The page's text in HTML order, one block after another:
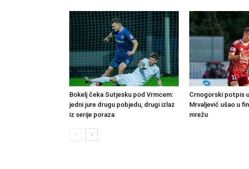
Bokelj čeka Sutjesku pod Vrmcem:
jedni jure drugu pobjedu, drugi izlaz
iz serije poraza
Crnogorski potpis
Mrvaljević ušao u
mrežu